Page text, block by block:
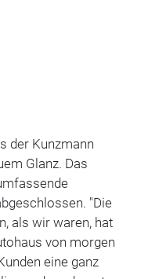
der Kunzmann
Glanz. Das
"Die
als wir waren, hat
von morgen
eine ganz